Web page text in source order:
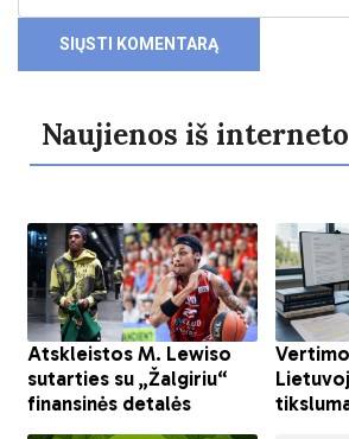
Naujienos iš interneto